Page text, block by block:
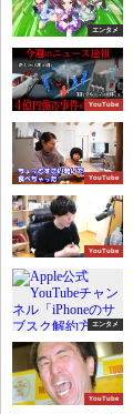
エンタメ
YouTube
YouTube
YouTube
エンタメ
YouTube